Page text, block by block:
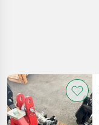
ricerca
Categoria 3